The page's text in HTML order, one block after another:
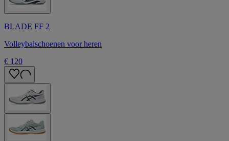
BLADE FF 2
Volleybalschoenen voor heren
€ 120